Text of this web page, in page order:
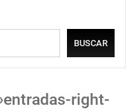
BUSCAR
right-